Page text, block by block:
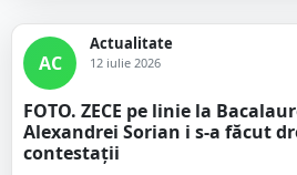
AC
Actualitate
12 iulie 2026
FOTO. ZECE pe linie la
Alexandrei Sorian i s-a făcut
contestații